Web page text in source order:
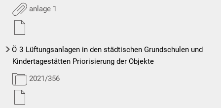
anlage 1
Ö 3 Lüftungsanlagen in den städtischen Grundschulen und
Kindertagestätten Priorisierung der Objekte
2021/356